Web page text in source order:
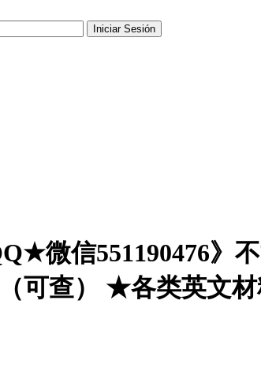
微信551190476》
可查） ★各类英文